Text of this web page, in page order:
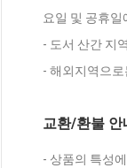
요일 및 공휴
- 도서 산간 지
- 해외지역으
교환/환불 안
- 상품의 특성